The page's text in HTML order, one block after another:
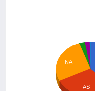
NA
AS